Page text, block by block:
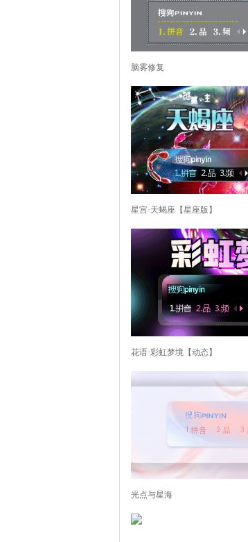
脑雾修复
星宫·天蝎座【星座版】
花语·彩虹梦境【动态】
光点与星海